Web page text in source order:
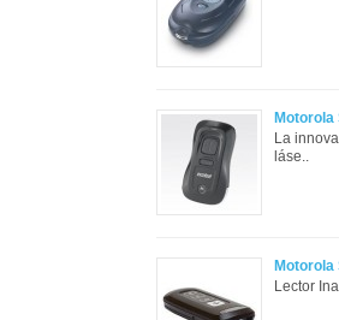
Motorola
La
láse..
Motorola
Lector